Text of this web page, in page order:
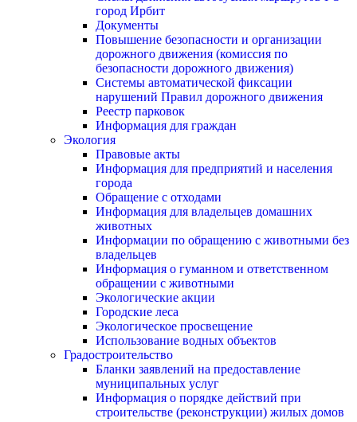
город Ирбит
Документы
Повышение безопасности и организации
дорожного движения (комиссия по
безопасности дорожного движения)
Системы автоматической фиксации
нарушений Правил дорожного движения
Реестр парковок
Информация для граждан
Экология
Правовые акты
Информация для предприятий и населения
города
Обращение с отходами
Информация для владельцев домашних
животных
Информации по обращению с животными без
владельцев
Информация о гуманном и ответственном
обращении с животными
Экологические акции
Городские леса
Экологическое просвещение
Использование водных объектов
Градостроительство
Бланки заявлений на предоставление
муниципальных услуг
Информация о порядке действий при
строительстве (реконструкции) жилых домов